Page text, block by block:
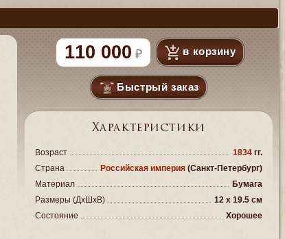
110 000 в корзину
Быстрый заказ
Характеристики
Возраст 1834 гг.
Страна
Российская империя (Санкт-Петербург)
Материал
Бумага
Размеры (ДxШxВ)
12 x 19.5 см
Состояние
Хорошее